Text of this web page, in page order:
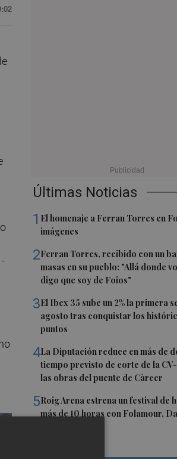
Últimas Noticias
1 El homenaje a Ferran Torres en
imágenes
2Ferran Torres, recibido con un
masas en su pueblo: "Allá donde
digo que soy de Foios"
3El Ibex 35 sube un 2% la primera
agosto tras conquistar los
puntos
4La Diputación reduce en más de
tiempo previsto de corte de la
las obras del puente de Càrcer
5Roig Arena estrena un festival de
más de 10 horas con Folamour,
-